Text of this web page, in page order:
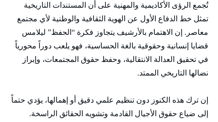
تُجمع الرؤى الأكاديمية والمهنية على أن المستندات التاريخية
تمثل خط الدفاع الأول عن الهوية الثقافية والوطنية لأي مجتمع
معاصر. إن الاهتمام بالأرشيف يتجاوز فكرة “الحفظ” ليلامس
قضايا إنسانية وحقوقية بالغة الحساسية، فهو يلعب دوراً محورياً
في تحقيق العدالة الانتقالية، وحفظ حقوق المجتمعات، وإبراز
نضالها التاريخي الممتد.
إن ترك هذه الكنوز دون تنظيم علمي دقيق أو إهمالها، يؤدي حتماً
إلى ضياع حقوق الأجيال القادمة وتشويه الحقائق الراسخة.